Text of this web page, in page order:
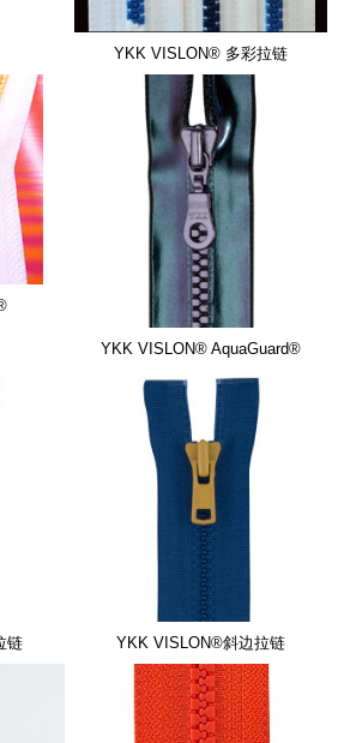
YKK VISLON® 多彩拉链
YKK VISLON® AquaGuard®
链 YKK VISLON®斜边拉链